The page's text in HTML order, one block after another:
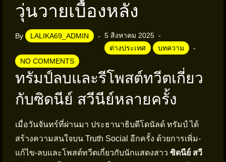
วุ่นวายเบื้องหลัง
By LALIKA69_ADMIN
5 สิงหาคม 2025
ต่างประเทศ
บทความ
NO COMMENTS
ทรัมป์ลบและรีโพสต์ทวีตเกี่ยว
กับซิดนีย์ สวีนีย์หลายครั้ง
เมื่อวันจันทร์ที่ผ่านมา ประธานาธิบดีโดนัลด์ ทรัมป์ ได้
สร้างความสนใจบน Truth Social อีกครั้ง ด้วยการเพิ่ม-
แก้ไข-ลบและโพสต์ทวีตเกี่ยวกับนักแสดงสาว ซิดนีย์ สวี